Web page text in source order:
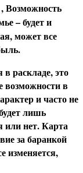
Возможность
– будет и
может все
раскладе, это
возможности в
и часто не
лишь
или нет. Карта
за баранкой
изменяется,